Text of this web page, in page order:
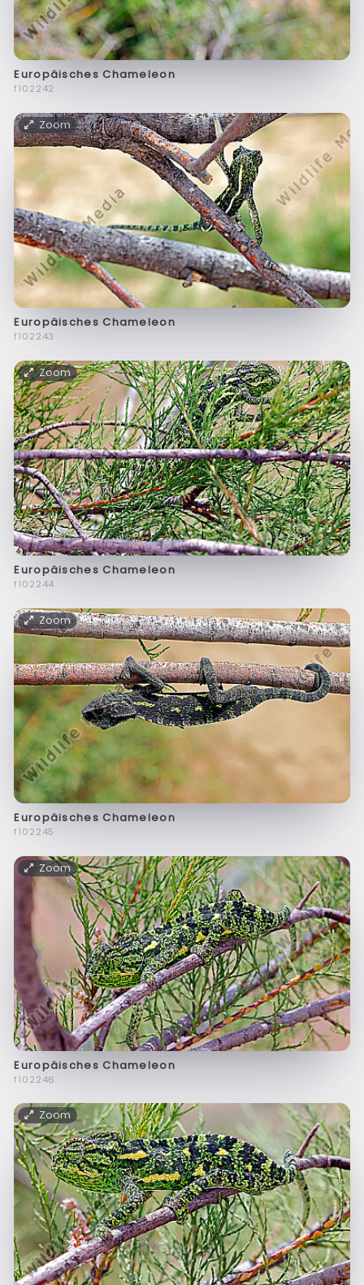
Europäisches Chameleon
f102242
Zoom
Europäisches Chameleon
f102243
Zoom
Europäisches Chameleon
f102244
Zoom
Europäisches Chameleon
f102245
Zoom
Europäisches Chameleon
f102246
Zoom